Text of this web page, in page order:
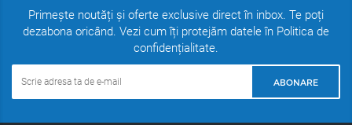
Primește noutăți și oferte exclusive direct în inbox. Te poți
dezabona oricând. Vezi cum îți protejăm datele în Politica de
confidențialitate.
ABONARE